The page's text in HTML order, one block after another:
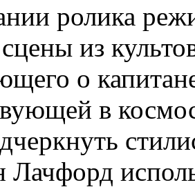
ролика
из
о
в
Лачфорд